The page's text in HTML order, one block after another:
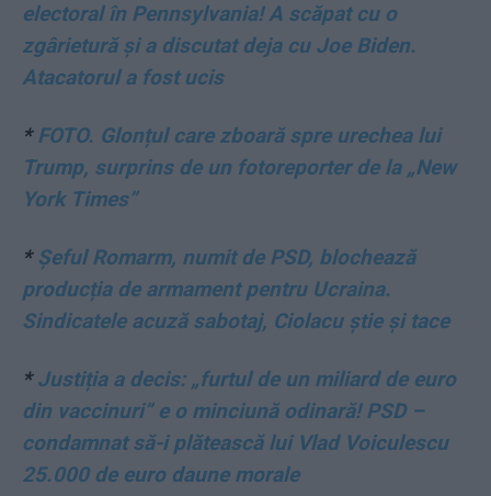
electoral în Pennsylvania! A scăpat cu o
zgârietură și a discutat deja cu Joe Biden.
Atacatorul a fost ucis
*FOTO. Glonțul care zboară spre urechea lui
Trump, surprins de un fotoreporter de la „New
York Times”
* Șeful Romarm, numit de PSD, blochează
producția de armament pentru Ucraina.
Sindicatele acuză sabotaj, Ciolacu știe și tace
*Justiția a decis: „furtul de un miliard de euro
din vaccinuri” e o minciună odinară! PSD –
condamnat să-i plătească lui Vlad Voiculescu
25.000 de euro daune morale